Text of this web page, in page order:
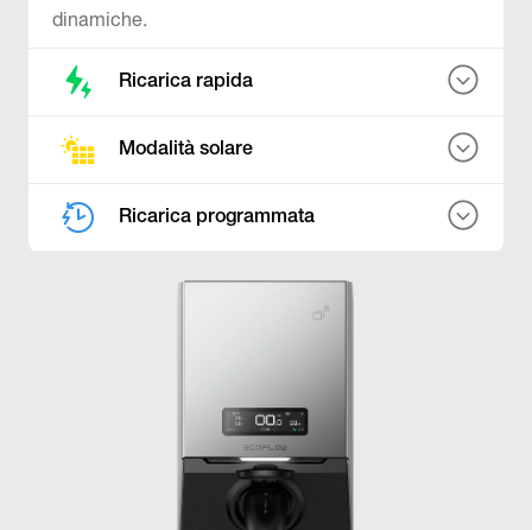
dinamiche.
Ricarica rapida
Modalità solare
Ricarica programmata